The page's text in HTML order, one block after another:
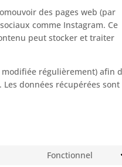
des pages web (par
comme Instagram. Ce
peut stocker et traiter
régulièrement) afin
données récupérées sont
Fonctionnel